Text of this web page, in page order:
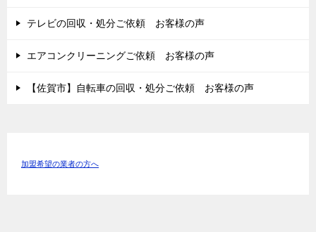
テレビの回収・処分ご依頼 お客様の声
エアコンクリーニングご依頼 お客様の声
【佐賀市】自転車の回収・処分ご依頼 お客様の声
加盟希望の業者の方へ